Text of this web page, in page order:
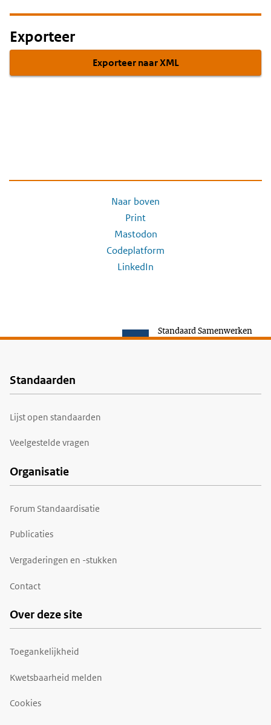
Exporteer
Exporteer naar XML
Naar boven
Print
Mastodon
Codeplatform
LinkedIn
Standaard Samenwerken
Voet
Standaarden
Lijst open standaarden
Veelgestelde vragen
Organisatie
Forum Standaardisatie
Publicaties
Vergaderingen en -stukken
Contact
Over deze site
Toegankelijkheid
Kwetsbaarheid melden
Cookies